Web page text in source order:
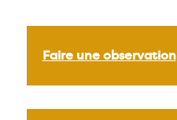
Faire une observation